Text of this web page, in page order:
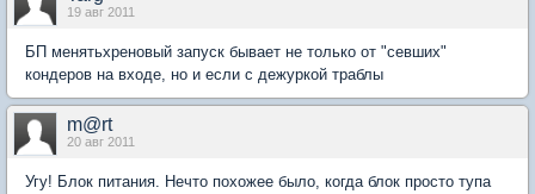
19 авг 2011
БП менятьхреновый запуск бывает не только от "севших"
кондеров на входе, но и если с дежуркой траблы
m@rt
20 авг 2011
Угу! Блок питания. Нечто похожее было, когда блок просто тупа